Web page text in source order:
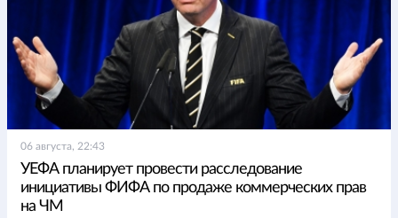
06 августа, 22:43
УЕФА планирует провести расследование
инициативы ФИФА по продаже коммерческих прав
на ЧМ